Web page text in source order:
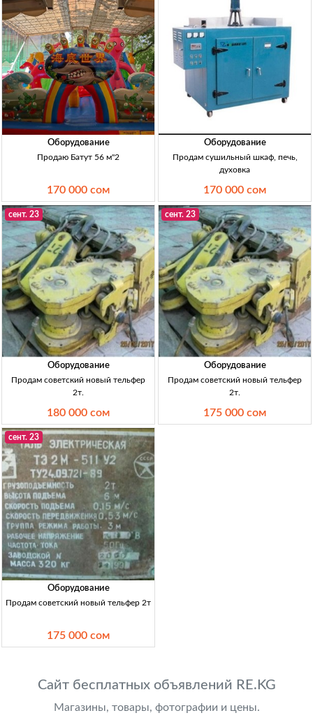
Оборудование
Продаю Батут 56 м"2
170 000 сом
Оборудование
Продам сушильный шкаф, печь,
духовка
170 000 сом
сент. 23
Оборудование
Продам советский новый тельфер
2т.
180 000 сом
сент. 23
Оборудование
Продам советский новый тельфер
2т.
175 000 сом
сент. 23
Оборудование
Продам советский новый тельфер 2т
175 000 сом
Сайт бесплатных объявлений RE.KG
Магазины, товары, фотографии и цены.